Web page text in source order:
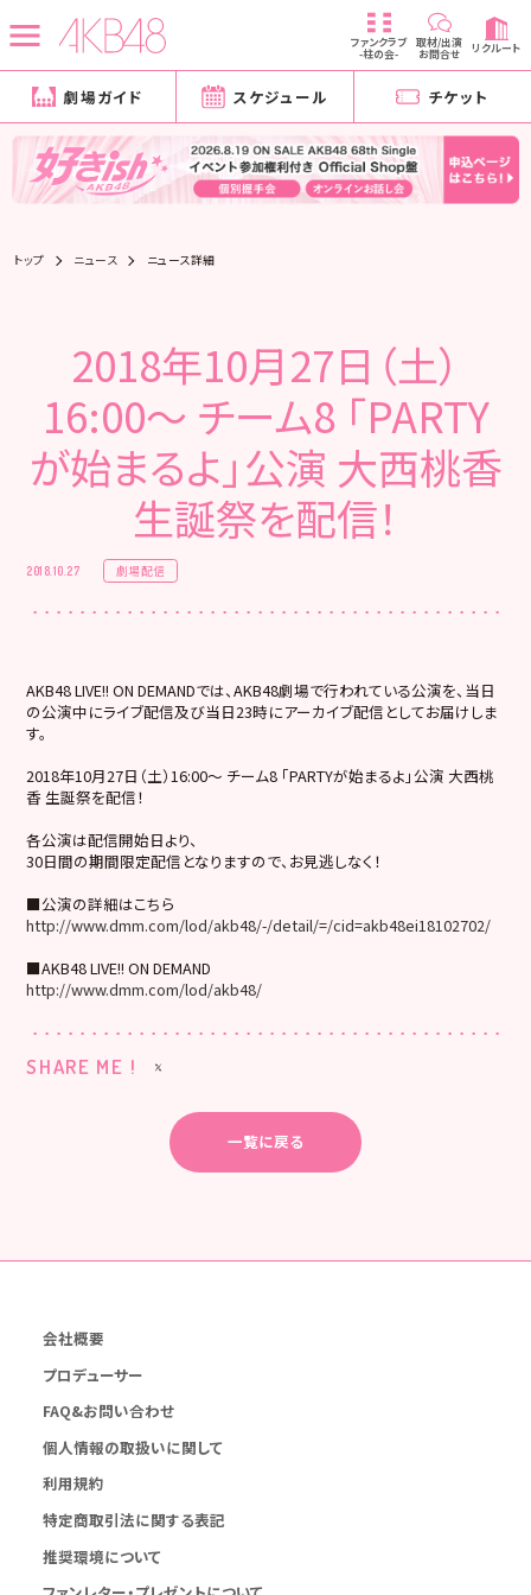
ファンクラブ
-柱の会-
取材/出演
お問合せ リクルート
劇場ガイド スケジュール チケット
トップ ニュース ニュース詳細
2018年10月27日（土）
16:00～ チーム8 「PARTY
が始まるよ」公演 大西桃香
生誕祭を配信！
2018.10.27 劇場配信
AKB48 LIVE!! ON DEMANDでは、AKB48劇場で行われている公演を、当日
の公演中にライブ配信及び当日23時にアーカイブ配信としてお届けしま
す。
2018年10月27日（土）16:00～ チーム8 「PARTYが始まるよ」公演 大西桃
香 生誕祭を配信！
各公演は配信開始日より、
30日間の期間限定配信となりますので、お見逃しなく！
■公演の詳細はこちら
http://www.dmm.com/lod/akb48/-/detail/=/cid=akb48ei18102702/
■AKB48 LIVE!! ON DEMAND
http://www.dmm.com/lod/akb48/
SHARE ME !
一覧に戻る
会社概要
プロデューサー
FAQ&お問い合わせ
個人情報の取扱いに関して
利用規約
特定商取引法に関する表記
推奨環境について